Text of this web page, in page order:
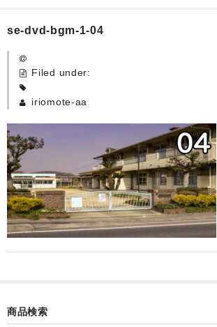
HOME
卒園記念品
カード付フォトフレームクロック(集合)
目覚まし時計(集合＋個別)
メロディ時計(集合)
音声時計(集合)
se-dvd-bgm-1-04
Filed under:
iriomote-aa
商品検索